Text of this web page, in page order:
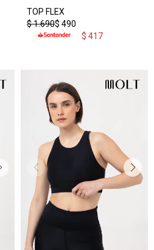
TOP FLEX
$ 490
$1.690
$ 417